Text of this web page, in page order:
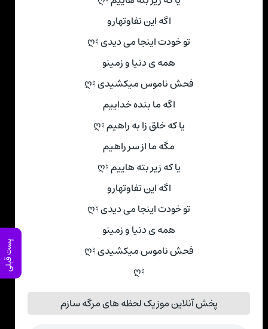
پست قبلی
اگه این تفاوتهارو
تو خودت اینجا می دیدی ♮ღ
همه ی دنیا و زمینو
فحش ناموس میکشیدی ♮ღ
اگه ما بنده خداییم
یا که خلق زا به راهیم ♮ღ
مگه ما از سر راهیم
یا که زیر بته هاییم ♮ღ
اگه این تفاوتهارو
تو خودت اینجا می دیدی ♮ღ
همه ی دنیا و زمینو
فحش ناموس میکشیدی ♮ღ
♮ღ
پخش آنلاین موزیک لحظه های مرگه سازم